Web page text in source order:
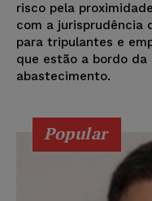
risco pela
com a jurisprudência
para tripulantes e
que estão a bordo da
abastecimento.
Popular